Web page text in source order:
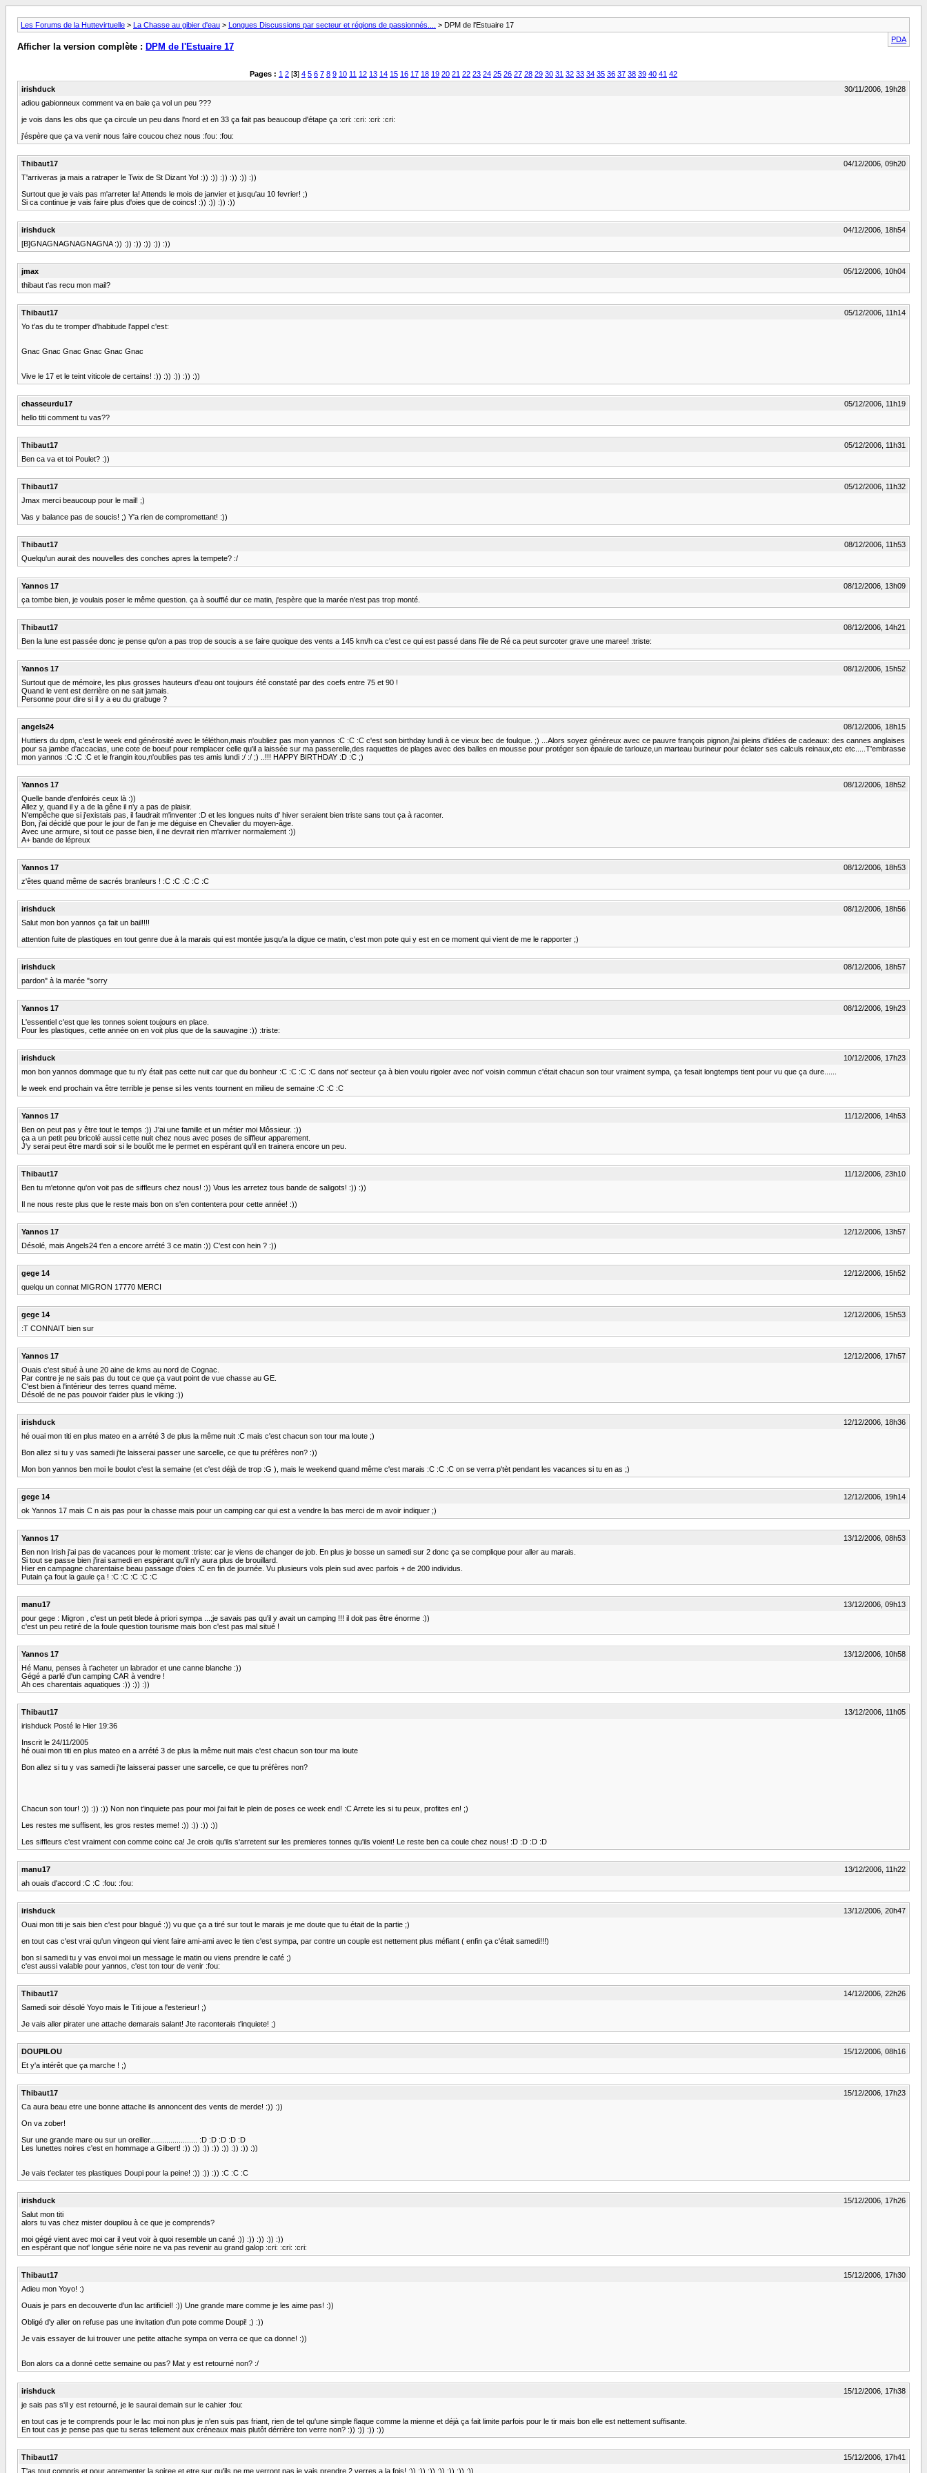
Les Forums de la Huttevirtuelle > La Chasse au gibier d'eau > Longues Discussions par secteur et régions de passionnés....
> DPM de l'Estuaire 17
PDA
Afficher la version complète : DPM de l'Estuaire 17
Pages : 1 2 [3] 4 5 6 7 8 9 10 11 12 13 14 15 16 17 18 19 20 21 22 23 24 25 26 27 28 29 30 31 32 33 34 35 36 37 38 39 40 41 42
irishduck
30/11/2006, 19h28
adiou gabionneux comment va en baie ça vol un peu ???
je vois dans les obs que ça circule un peu dans l'nord et en 33 ça fait pas beaucoup d'étape ça :cri: :cri: :cri: :cri:
j'éspère que ça va venir nous faire coucou chez nous :fou: :fou:
Thibaut17
04/12/2006, 09h20
T'arriveras ja mais a ratraper le Twix de St Dizant Yo! :)) :)) :)) :)) :)) :))
Surtout que je vais pas m'arreter la! Attends le mois de janvier et jusqu'au 10 fevrier! ;)
Si ca continue je vais faire plus d'oies que de coincs! :)) :)) :)) :))
irishduck
04/12/2006, 18h54
[B]GNAGNAGNAGNAGNA :)) :)) :)) :)) :)) :))
jmax
05/12/2006, 10h04
thibaut t'as recu mon mail?
Thibaut17
05/12/2006, 11h14
Yo t'as du te tromper d'habitude l'appel c'est:
Gnac Gnac Gnac Gnac Gnac Gnac
Vive le 17 et le teint viticole de certains! :)) :)) :)) :)) :))
chasseurdu17
05/12/2006, 11h19
hello titi comment tu vas??
Thibaut17
05/12/2006, 11h31
Ben ca va et toi Poulet? :))
Thibaut17
05/12/2006, 11h32
Jmax merci beaucoup pour le mail! ;)
Vas y balance pas de soucis! ;) Y'a rien de compromettant! :))
Thibaut17
08/12/2006, 11h53
Quelqu'un aurait des nouvelles des conches apres la tempete? :/
Yannos 17
08/12/2006, 13h09
ça tombe bien, je voulais poser le même question. ça à soufflé dur ce matin, j'espère que la marée n'est pas trop monté.
Thibaut17
08/12/2006, 14h21
Ben la lune est passée donc je pense qu'on a pas trop de soucis a se faire quoique des vents a 145 km/h ca c'est ce qui est passé dans l'ile de Ré ca peut surcoter grave une maree! :triste:
Yannos 17
08/12/2006, 15h52
Surtout que de mémoire, les plus grosses hauteurs d'eau ont toujours été constaté par des coefs entre 75 et 90 !
Quand le vent est derrière on ne sait jamais.
Personne pour dire si il y a eu du grabuge ?
angels24
08/12/2006, 18h15
Huttiers du dpm, c'est le week end générosité avec le téléthon,mais n'oubliez pas mon yannos :C :C :C c'est son birthday lundi à ce vieux bec de foulque. ;) ...Alors soyez généreux avec ce pauvre françois pignon,j'ai pleins d'idées de cadeaux: des cannes anglaises
pour sa jambe d'accacias, une cote de boeuf pour remplacer celle qu'il a laissée sur ma passerelle,des raquettes de plages avec des balles en mousse pour protéger son épaule de tarlouze,un marteau burineur pour éclater ses calculs reinaux,etc etc.....T'embrasse
mon yannos :C :C :C et le frangin itou,n'oublies pas tes amis lundi :/ :/ ;) ..!!! HAPPY BIRTHDAY :D :C ;)
Yannos 17
08/12/2006, 18h52
Quelle bande d'enfoirés ceux là :))
Allez y, quand il y a de la gêne il n'y a pas de plaisir.
N'empêche que si j'existais pas, il faudrait m'inventer :D et les longues nuits d' hiver seraient bien triste sans tout ça à raconter.
Bon, j'ai décidé que pour le jour de l'an je me déguise en Chevalier du moyen-âge.
Avec une armure, si tout ce passe bien, il ne devrait rien m'arriver normalement :))
A+ bande de lépreux
Yannos 17
08/12/2006, 18h53
z'êtes quand même de sacrés branleurs ! :C :C :C :C :C
irishduck
08/12/2006, 18h56
Salut mon bon yannos ça fait un bail!!!!
attention fuite de plastiques en tout genre due à la marais qui est montée jusqu'a la digue ce matin, c'est mon pote qui y est en ce moment qui vient de me le rapporter ;)
irishduck
08/12/2006, 18h57
pardon" à la marée "sorry
Yannos 17
08/12/2006, 19h23
L'essentiel c'est que les tonnes soient toujours en place.
Pour les plastiques, cette année on en voit plus que de la sauvagine :)) :triste:
irishduck
10/12/2006, 17h23
mon bon yannos dommage que tu n'y était pas cette nuit car que du bonheur :C :C :C :C dans not' secteur ça à bien voulu rigoler avec not' voisin commun c'était chacun son tour vraiment sympa, ça fesait longtemps tient pour vu que ça dure......
le week end prochain va être terrible je pense si les vents tournent en milieu de semaine :C :C :C
Yannos 17
11/12/2006, 14h53
Ben on peut pas y être tout le temps :)) J'ai une famille et un métier moi Môssieur. :))
ça a un petit peu bricolé aussi cette nuit chez nous avec poses de siffleur apparement.
J'y serai peut être mardi soir si le boulôt me le permet en espérant qu'il en trainera encore un peu.
Thibaut17
11/12/2006, 23h10
Ben tu m'etonne qu'on voit pas de siffleurs chez nous! :)) Vous les arretez tous bande de saligots! :)) :))
Il ne nous reste plus que le reste mais bon on s'en contentera pour cette année! :))
Yannos 17
12/12/2006, 13h57
Désolé, mais Angels24 t'en a encore arrété 3 ce matin :)) C'est con hein ? :))
gege 14
12/12/2006, 15h52
quelqu un connat MIGRON 17770 MERCI
gege 14
12/12/2006, 15h53
:T CONNAIT bien sur
Yannos 17
12/12/2006, 17h57
Ouais c'est situé à une 20 aine de kms au nord de Cognac.
Par contre je ne sais pas du tout ce que ça vaut point de vue chasse au GE.
C'est bien à l'intérieur des terres quand même.
Désolé de ne pas pouvoir t'aider plus le viking :))
irishduck
12/12/2006, 18h36
hé ouai mon titi en plus mateo en a arrété 3 de plus la même nuit :C mais c'est chacun son tour ma loute ;)
Bon allez si tu y vas samedi j'te laisserai passer une sarcelle, ce que tu préfères non? :))
Mon bon yannos ben moi le boulot c'est la semaine (et c'est déjà de trop :G ), mais le weekend quand même c'est marais :C :C :C on se verra p'tèt pendant les vacances si tu en as ;)
gege 14
12/12/2006, 19h14
ok Yannos 17 mais C n ais pas pour la chasse mais pour un camping car qui est a vendre la bas merci de m avoir indiquer ;)
Yannos 17
13/12/2006, 08h53
Ben non Irish j'ai pas de vacances pour le moment :triste: car je viens de changer de job. En plus je bosse un samedi sur 2 donc ça se complique pour aller au marais.
Si tout se passe bien j'irai samedi en espèrant qu'il n'y aura plus de brouillard.
Hier en campagne charentaise beau passage d'oies :C en fin de journée. Vu plusieurs vols plein sud avec parfois + de 200 individus.
Putain ça fout la gaule ça ! :C :C :C :C :C
manu17
13/12/2006, 09h13
pour gege : Migron , c'est un petit blede à priori sympa ...;je savais pas qu'il y avait un camping !!! il doit pas être énorme :))
c'est un peu retiré de la foule question tourisme mais bon c'est pas mal situé !
Yannos 17
13/12/2006, 10h58
Hé Manu, penses à t'acheter un labrador et une canne blanche :))
Gégé a parlé d'un camping CAR à vendre !
Ah ces charentais aquatiques :)) :)) :))
Thibaut17
13/12/2006, 11h05
irishduck Posté le Hier 19:36
Inscrit le 24/11/2005
hé ouai mon titi en plus mateo en a arrété 3 de plus la même nuit mais c'est chacun son tour ma loute
Bon allez si tu y vas samedi j'te laisserai passer une sarcelle, ce que tu préfères non?
Chacun son tour! :)) :)) :)) Non non t'inquiete pas pour moi j'ai fait le plein de poses ce week end! :C Arrete les si tu peux, profites en! ;)
Les restes me suffisent, les gros restes meme! :)) :)) :)) :))
Les siffleurs c'est vraiment con comme coinc ca! Je crois qu'ils s'arretent sur les premieres tonnes qu'ils voient! Le reste ben ca coule chez nous! :D :D :D :D
manu17
13/12/2006, 11h22
ah ouais d'accord :C :C :fou: :fou:
irishduck
13/12/2006, 20h47
Ouai mon titi je sais bien c'est pour blagué :)) vu que ça a tiré sur tout le marais je me doute que tu était de la partie ;)
en tout cas c'est vrai qu'un vingeon qui vient faire ami-ami avec le tien c'est sympa, par contre un couple est nettement plus méfiant ( enfin ça c'était samedi!!!)
bon si samedi tu y vas envoi moi un message le matin ou viens prendre le café ;)
c'est aussi valable pour yannos, c'est ton tour de venir :fou:
Thibaut17
14/12/2006, 22h26
Samedi soir désolé Yoyo mais le Titi joue a l'esterieur! ;)
Je vais aller pirater une attache demarais salant! Jte raconterais t'inquiete! ;)
DOUPILOU
15/12/2006, 08h16
Et y'a intérêt que ça marche ! ;)
Thibaut17
15/12/2006, 17h23
Ca aura beau etre une bonne attache ils annoncent des vents de merde! :)) :))
On va zober!
Sur une grande mare ou sur un oreiller....................... :D :D :D :D :D
Les lunettes noires c'est en hommage a Gilbert! :)) :)) :)) :)) :)) :)) :)) :))
Je vais t'eclater tes plastiques Doupi pour la peine! :)) :)) :)) :C :C :C
irishduck
15/12/2006, 17h26
Salut mon titi
alors tu vas chez mister doupilou à ce que je comprends?
moi gégé vient avec moi car il veut voir à quoi resemble un cané :)) :)) :)) :)) :))
en espérant que not' longue série noire ne va pas revenir au grand galop :cri: :cri: :cri:
Thibaut17
15/12/2006, 17h30
Adieu mon Yoyo! :)
Ouais je pars en decouverte d'un lac artificiel! :)) Une grande mare comme je les aime pas! :))
Obligé d'y aller on refuse pas une invitation d'un pote comme Doupi! ;) :))
Je vais essayer de lui trouver une petite attache sympa on verra ce que ca donne! :))
Bon alors ca a donné cette semaine ou pas? Mat y est retourné non? :/
irishduck
15/12/2006, 17h38
je sais pas s'il y est retourné, je le saurai demain sur le cahier :fou:
en tout cas je te comprends pour le lac moi non plus je n'en suis pas friant, rien de tel qu'une simple flaque comme la mienne et déjà ça fait limite parfois pour le tir mais bon elle est nettement suffisante.
En tout cas je pense pas que tu seras tellement aux créneaux mais plutôt dérrière ton verre non? :)) :)) :)) :))
Thibaut17
15/12/2006, 17h41
T'as tout compris et pour agrementer la soiree et etre sur qu'ils ne me verront pas je vais prendre 2 verres a la fois! :)) :)) :)) :)) :)) :)) :))